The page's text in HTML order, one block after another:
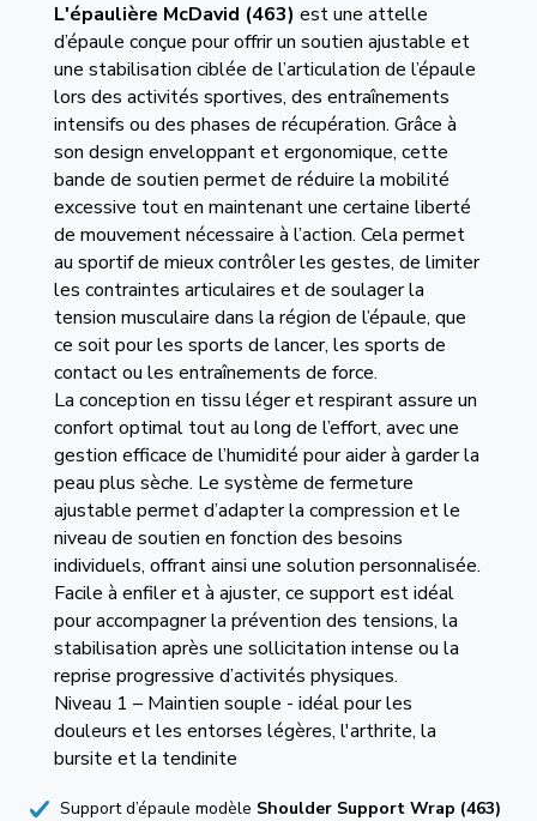
L'épaulière McDavid (463) est une attelle
d’épaule conçue pour offrir un soutien ajustable et
une stabilisation ciblée de l’articulation de l’épaule
lors des activités sportives, des entraînements
intensifs ou des phases de récupération. Grâce à
son design enveloppant et ergonomique, cette
bande de soutien permet de réduire la mobilité
excessive tout en maintenant une certaine liberté
de mouvement nécessaire à l’action. Cela permet
au sportif de mieux contrôler les gestes, de limiter
les contraintes articulaires et de soulager la
tension musculaire dans la région de l’épaule, que
ce soit pour les sports de lancer, les sports de
contact ou les entraînements de force.
La conception en tissu léger et respirant assure un
confort optimal tout au long de l’effort, avec une
gestion efficace de l’humidité pour aider à garder la
peau plus sèche. Le système de fermeture
ajustable permet d’adapter la compression et le
niveau de soutien en fonction des besoins
individuels, offrant ainsi une solution personnalisée.
Facile à enfiler et à ajuster, ce support est idéal
pour accompagner la prévention des tensions, la
stabilisation après une sollicitation intense ou la
reprise progressive d’activités physiques.
Niveau 1 – Maintien souple - idéal pour les
douleurs et les entorses légères, l'arthrite, la
bursite et la tendinite
Support d’épaule modèle Shoulder Support Wrap (463)